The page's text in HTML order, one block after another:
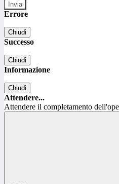
Errore
Chiudi
Successo
Chiudi
Informazione
Chiudi
Attendere...
Attendere il completamento